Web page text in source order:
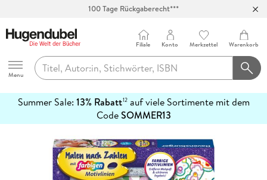
100 Tage Rückgaberecht***
Hugendubel
Menu
Filiale Konto Merkzettel Warenkorb
Summer Sale: 13% Rabatt12auf viele Sortimente mit dem
CodeSOMMER13
erfahren